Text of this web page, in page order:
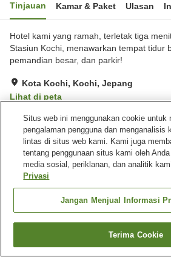
Tinjauan Kamar & Paket Ulasan
Hotel kami yang ramah, terletak tiga
Stasiun Kochi, menawarkan tempat tidur
pemandian besar, dan parkir!
Kota Kochi, Kochi, Jepang
Lihat di peta
Sangat baik Ulasan:1,061
Fasilitas properti
Tempat parkir
Sauna
Spa / Salon kecantikan
Beranda Jepang Kochi Kota Kochi
Cari kamar
Situs web ini menggunakan cookie untuk
pengalaman pengguna dan menganalisis
lintas di situs web kami. Kami juga
tentang penggunaan situs kami oleh
media sosial, periklanan, dan analitik
Privasi
Jangan Menjual Informasi
Terima Cookie